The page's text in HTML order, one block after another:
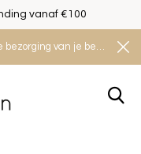
Let op! Tussen 29 juli en 8 augustus kan de bezorging van je bestelling iets langer duren. Houd rekening met een levertijd van 2 tot 4 werkdagen.
vanaf €100